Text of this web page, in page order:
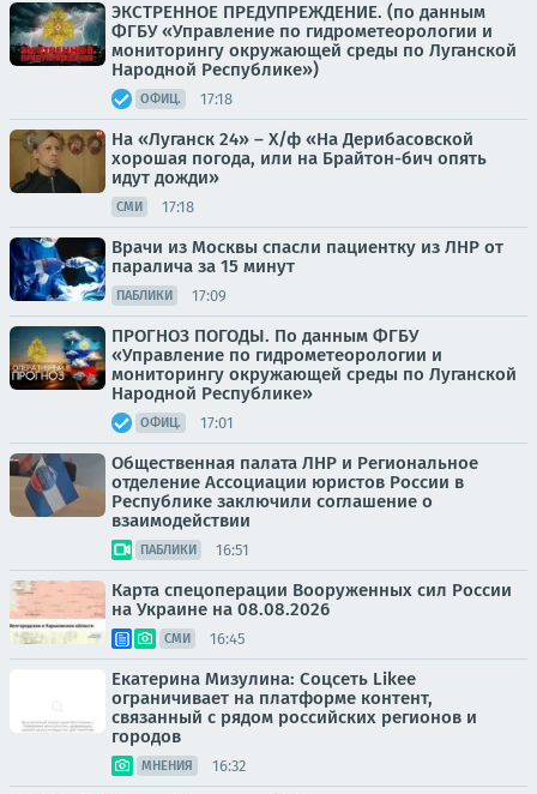
ЭКСТРЕННОЕ ПРЕДУПРЕЖДЕНИЕ. (по данным
ФГБУ «Управление по гидрометеорологии и
мониторингу окружающей среды по Луганской
Народной Республике»)
ОФИЦ. 17:18
На «Луганск 24» – Х/ф «На Дерибасовской
хорошая погода, или на Брайтон-бич опять
идут дожди»
СМИ 17:18
Врачи из Москвы спасли пациентку из ЛНР от
паралича за 15 минут
ПАБЛИКИ 17:09
ПРОГНОЗ ПОГОДЫ. По данным ФГБУ
«Управление по гидрометеорологии и
мониторингу окружающей среды по Луганской
Народной Республике»
ОФИЦ. 17:01
Общественная палата ЛНР и Региональное
отделение Ассоциации юристов России в
Республике заключили соглашение о
взаимодействии
ПАБЛИКИ 16:51
Карта спецоперации Вооруженных сил России
на Украине на 08.08.2026
СМИ 16:45
Екатерина Мизулина: Соцсеть Likee
ограничивает на платформе контент,
связанный с рядом российских регионов и
городов
МНЕНИЯ 16:32